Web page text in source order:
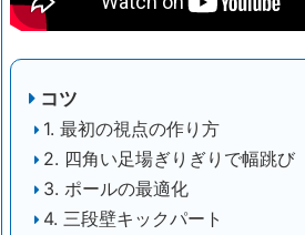
コツ
1. 最初の視点の作り方
2. 四角い足場ぎりぎりで幅跳び
3. ポールの最適化
4. 三段壁キックパート